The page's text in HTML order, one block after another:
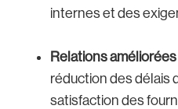
internes et des
Relations
réduction des délais
satisfaction des